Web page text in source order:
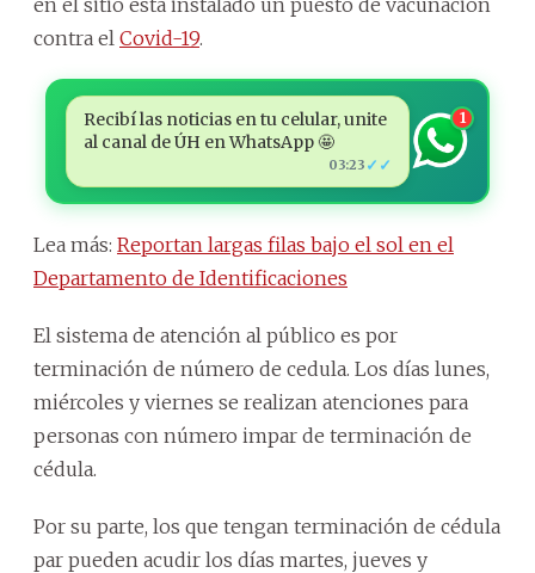
contra el Covid-19.
Recibí las noticias en tu celular, unite
al canal de ÚH en WhatsApp 🤩
03:23 ✓✓
1
Lea más: Reportan largas filas bajo el sol en el
Departamento de Identificaciones
El sistema de atención al público es por
terminación de número de cedula. Los días lunes,
miércoles y viernes se realizan atenciones para
personas con número impar de terminación de
cédula.
Por su parte, los que tengan terminación de cédula
par pueden acudir los días martes, jueves y